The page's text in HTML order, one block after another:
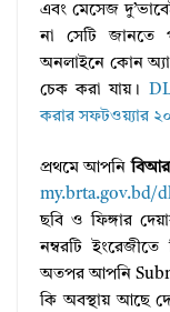
এবং মেসেজ
না সেটি জানতে
অনলাইনে কোন অ্যাপ
চেক করা যায়।
করার সফটওয়্যার
প্রথমে আপনি
my.brta.gov.bd/
ছবি ও ফিঙ্গার
নম্বরটি
অতপর আপনি
কি অবস্থায় আছে